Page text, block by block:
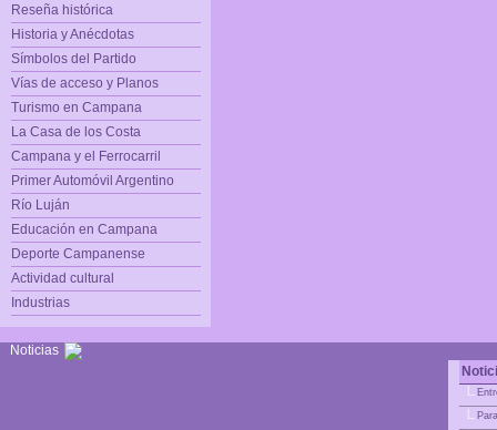
Reseña histórica
Historia y Anécdotas
Símbolos del Partido
Vías de acceso y Planos
Turismo en Campana
La Casa de los Costa
Campana y el Ferrocarril
Primer Automóvil Argentino
Río Luján
Educación en Campana
Deporte Campanense
Actividad cultural
Industrias
Noticias